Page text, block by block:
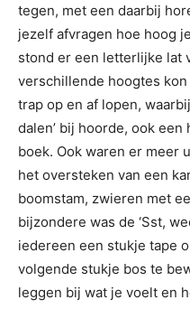
tegen, met een daarbij
jezelf afvragen hoe hoog
stond er een letterlijke lat
verschillende hoogtes
trap op en af lopen,
dalen’ bij hoorde, ook
boek. Ook waren er meer
het oversteken van een
boomstam, zwieren met
bijzondere was de ‘Sst,
iedereen een stukje tape
volgende stukje bos te
leggen bij wat je voelt en